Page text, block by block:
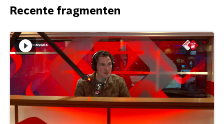
Recente fragmenten